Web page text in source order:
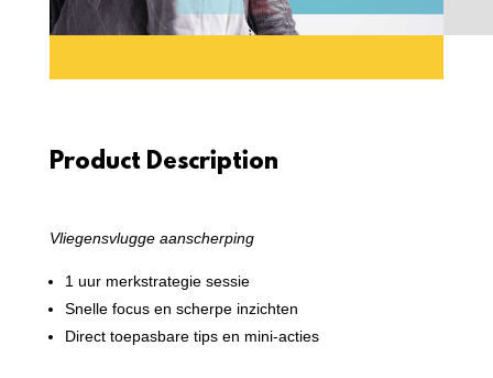
Product Description
Vliegensvlugge aanscherping
1 uur merkstrategie sessie
Snelle focus en scherpe inzichten
Direct toepasbare tips en mini-acties